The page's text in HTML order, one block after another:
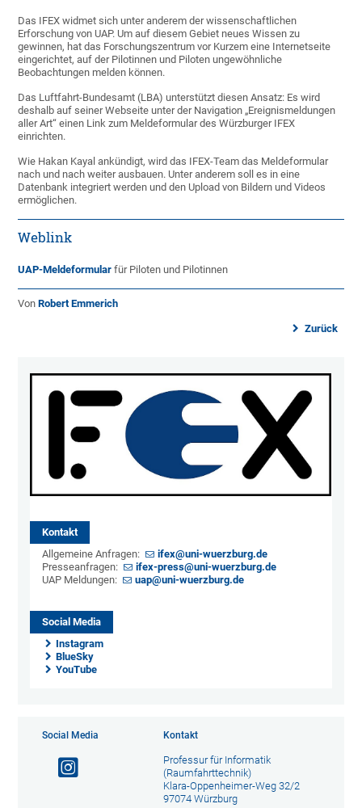
Das IFEX widmet sich unter anderem der wissenschaftlichen
Erforschung von UAP. Um auf diesem Gebiet neues Wissen zu
gewinnen, hat das Forschungszentrum vor Kurzem eine Internetseite
eingerichtet, auf der Pilotinnen und Piloten ungewöhnliche
Beobachtungen melden können.
Das Luftfahrt-Bundesamt (LBA) unterstützt diesen Ansatz: Es wird
deshalb auf seiner Webseite unter der Navigation „Ereignismeldungen
aller Art“ einen Link zum Meldeformular des Würzburger IFEX
einrichten.
Wie Hakan Kayal ankündigt, wird das IFEX-Team das Meldeformular
nach und nach weiter ausbauen. Unter anderem soll es in eine
Datenbank integriert werden und den Upload von Bildern und Videos
ermöglichen.
Weblink
UAP-Meldeformular für Piloten und Pilotinnen
VonRobert Emmerich
Zurück
Kontakt
Allgemeine Anfragen:
ifex@uni-wuerzburg.de
Presseanfragen:
ifex-press@uni-wuerzburg.de
UAP Meldungen:
uap@uni-wuerzburg.de
Social Media
Instagram
BlueSky
YouTube
Social Media Kontakt
Professur für Informatik
(Raumfahrttechnik)
Klara-Oppenheimer-Weg 32/2
97074 Würzburg